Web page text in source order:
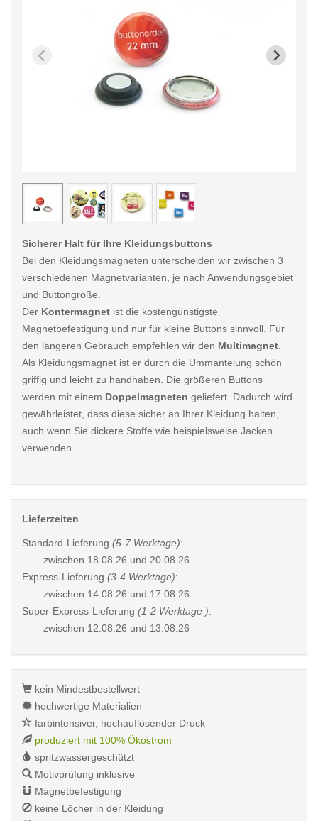
< /picture>
Sicherer Halt für Ihre Kleidungsbuttons
Bei den Kleidungsmagneten unterscheiden wir zwischen 3
verschiedenen Magnetvarianten, je nach Anwendungsgebiet
und Buttongröße.
Der Kontermagnet ist die kostengünstigste
Magnetbefestigung und nur für kleine Buttons sinnvoll. Für
den längeren Gebrauch empfehlen wir den Multimagnet
Als Kleidungsmagnet ist er durch die Ummantelung schön
griffig und leicht zu handhaben. Die größeren Buttons
werden mit einem Doppelmagneten geliefert. Dadurch wird
gewährleistet, dass diese sicher an Ihrer Kleidung halten,
auch wenn Sie dickere Stoffe wie beispielsweise Jacken
verwenden.
Lieferzeiten
Standard-Lieferung (5-7 Werktage):
zwischen 18.08.26 und 20.08.26
Express-Lieferung (3-4 Werktage):
zwischen 14.08.26 und 17.08.26
Super-Express-Lieferung (1-2 Werktage ):
zwischen 12.08.26 und 13.08.26
kein Mindestbestellwert
hochwertige Materialien
farbintensiver, hochauflösender Druck
produziert mit 100% Ökostrom
spritzwassergeschützt
Motivprüfung inklusive
Magnetbefestigung
keine Löcher in der Kleidung